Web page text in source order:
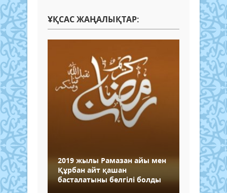
ҰҚСАС ЖАҢАЛЫҚТАР:
2019 жылы Рамазан айы мен
Құрбан айт қашан
басталатыны белгілі болды